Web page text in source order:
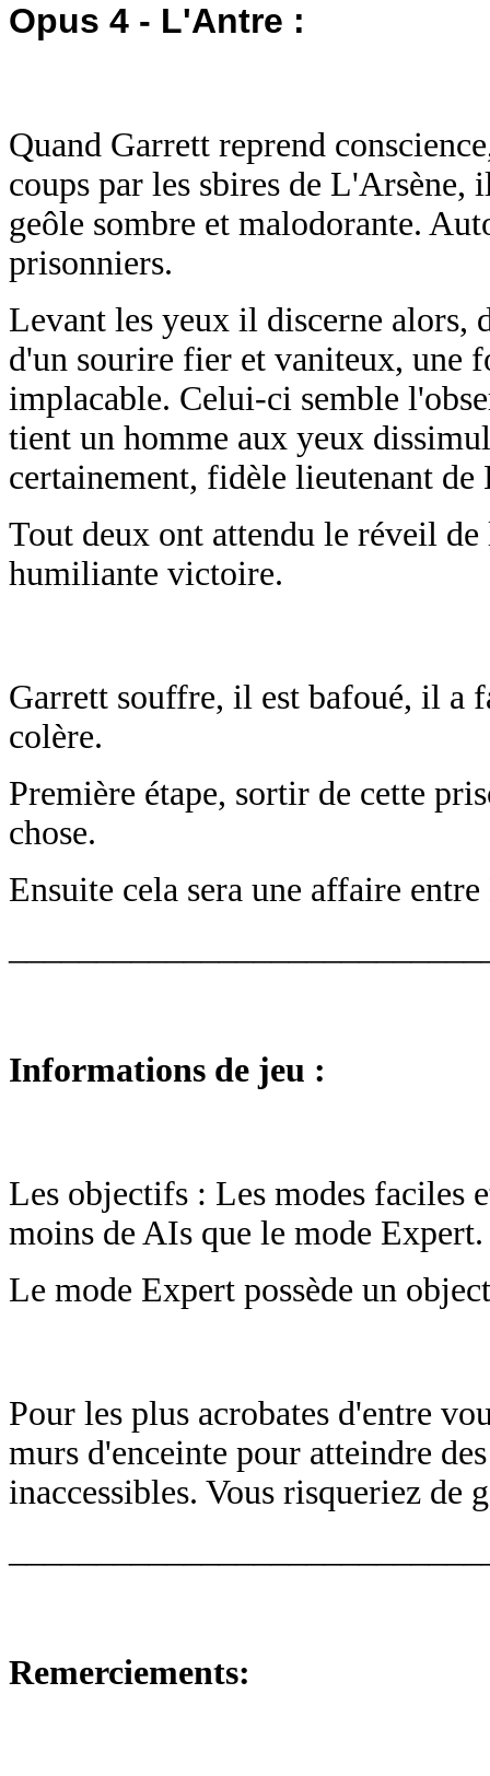
Opus 4 - L'Antre :
Quand Garrett reprend
coups par les sbires de L'Arsène,
geôle sombre et malodorante.
prisonniers.
Levant les yeux il discerne alors,
d'un sourire fier et vaniteux, une
implacable. Celui-ci semble
tient un homme aux yeux
certainement, fidèle lieutenant de
Tout deux ont attendu le réveil
humiliante victoire.
Garrett souffre, il est bafoué, il a
colère.
Première étape, sortir de cette
chose.
Ensuite cela sera une affaire
Informations de jeu :
Les objectifs : Les modes faciles
moins de AIs que le mode Expert.
Le mode Expert possède un
Pour les plus acrobates d'entre
murs d'enceinte pour atteindre
inaccessibles. Vous risqueriez de
Remerciements: